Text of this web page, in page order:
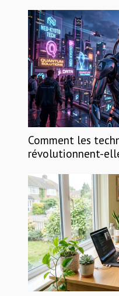
Comment les
révolutionnent-